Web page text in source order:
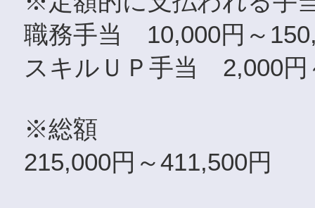
職務手当 10,000円～
スキルＵＰ手当 2,000円
※総額
215,000円～411,500円